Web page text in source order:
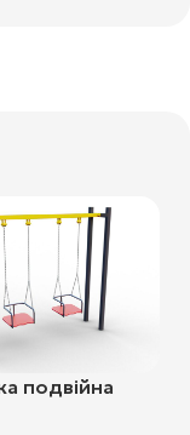
подвійна